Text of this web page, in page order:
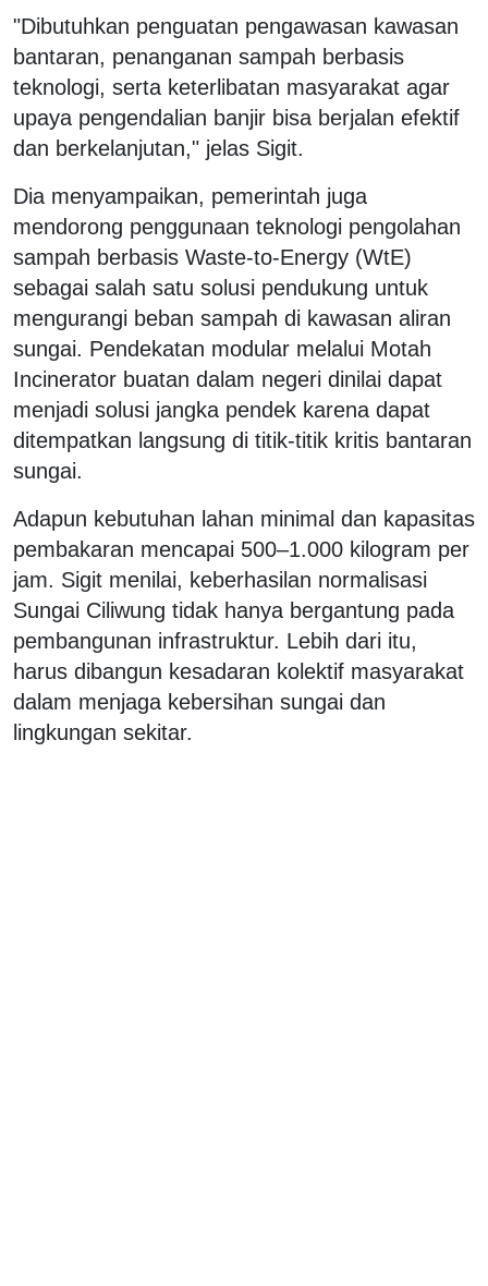
"Dibutuhkan penguatan pengawasan kawasan
bantaran, penanganan sampah berbasis
teknologi, serta keterlibatan masyarakat agar
upaya pengendalian banjir bisa berjalan efektif
dan berkelanjutan," jelas Sigit.
Dia menyampaikan, pemerintah juga
mendorong penggunaan teknologi pengolahan
sampah berbasis Waste-to-Energy (WtE)
sebagai salah satu solusi pendukung untuk
mengurangi beban sampah di kawasan aliran
sungai. Pendekatan modular melalui Motah
Incinerator buatan dalam negeri dinilai dapat
menjadi solusi jangka pendek karena dapat
ditempatkan langsung di titik-titik kritis bantaran
sungai.
Adapun kebutuhan lahan minimal dan kapasitas
pembakaran mencapai 500–1.000 kilogram per
jam. Sigit menilai, keberhasilan normalisasi
Sungai Ciliwung tidak hanya bergantung pada
pembangunan infrastruktur. Lebih dari itu,
harus dibangun kesadaran kolektif masyarakat
dalam menjaga kebersihan sungai dan
lingkungan sekitar.